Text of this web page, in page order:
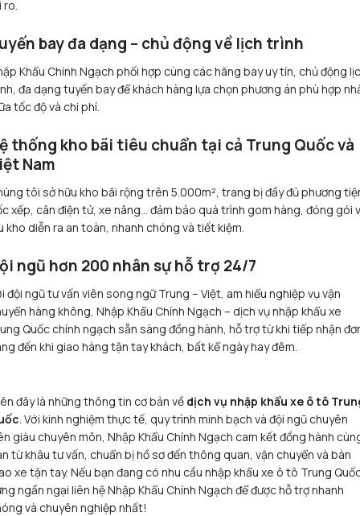
ro.
bay đa dạng – chủ động về lịch trình
Khẩu Chính Ngạch phối hợp cùng các hãng bay uy tín, chủ động
đa dạng tuyến bay để khách hàng lựa chọn phương án phù hợp
tốc độ và chi phí.
thống kho bãi tiêu chuẩn tại cả Trung Quốc và
Nam
tôi sở hữu kho bãi rộng trên 5.000m², trang bị đầy đủ phương
xếp, cân điện tử, xe nâng… đảm bảo quá trình gom hàng, đóng gói
kho diễn ra an toàn, nhanh chóng và tiết kiệm.
ngũ hơn 200 nhân sự hỗ trợ 24/7
đội ngũ tư vấn viên song ngữ Trung – Việt, am hiểu nghiệp vụ vận
hàng không, Nhập Khẩu Chính Ngạch – dịch vụ nhập khẩu xe
Quốc chính ngạch sẵn sàng đồng hành, hỗ trợ từ khi tiếp nhận
đến khi giao hàng tận tay khách, bất kể ngày hay đêm.
đây là những thông tin cơ bản về dịch vụ nhập khẩu xe ô tô
. Với kinh nghiệm thực tế, quy trình minh bạch và đội ngũ chuyên
giàu chuyên môn, Nhập Khẩu Chính Ngạch cam kết đồng hành
từ khâu tư vấn, chuẩn bị hồ sơ đến thông quan, vận chuyển và bàn
xe tận tay. Nếu bạn đang có nhu cầu nhập khẩu xe ô tô Trung
ngần ngại liên hệ Nhập Khẩu Chính Ngạch để được hỗ trợ nhanh
và chuyên nghiệp nhất!